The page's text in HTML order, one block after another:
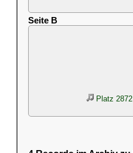
Seite B
Platz 2872